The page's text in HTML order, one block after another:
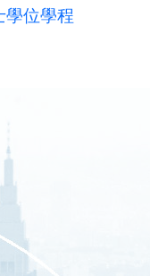
學位學程